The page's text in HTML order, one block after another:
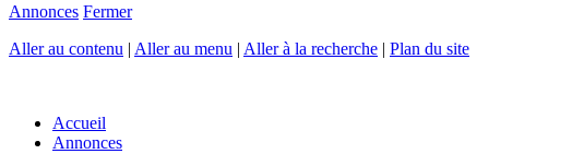
Annonces Fermer
Aller au contenu | Aller au menu | Aller à la recherche | Plan du site
Accueil
Annonces